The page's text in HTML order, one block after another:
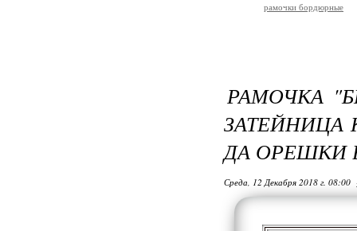
рамочки бордюрные
РАМОЧКА
ЗАТЕЙНИЦА
ДА ОРЕШКИ
Среда, 12 Декабря 2018 г. 08:00